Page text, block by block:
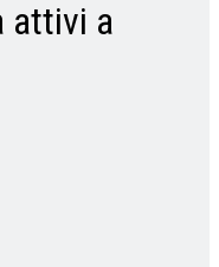
attivi a